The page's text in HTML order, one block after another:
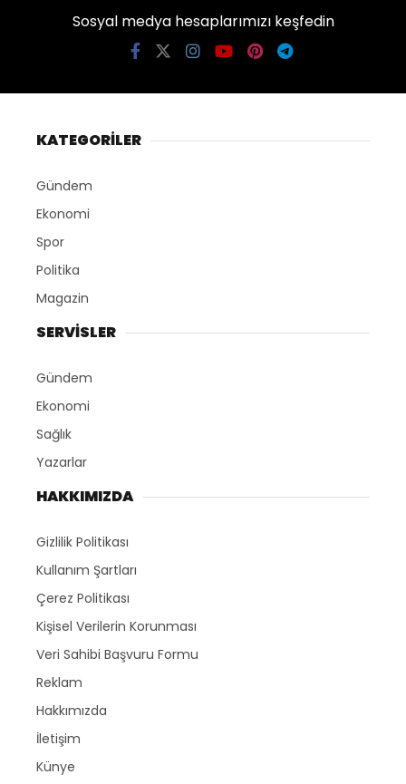
Sosyal medya hesaplarımızı keşfedin
KATEGORİLER
Gündem
Ekonomi
Spor
Politika
Magazin
SERVİSLER
Gündem
Ekonomi
Sağlık
Yazarlar
HAKKIMIZDA
Gizlilik Politikası
Kullanım Şartları
Çerez Politikası
Kişisel Verilerin Korunması
Veri Sahibi Başvuru Formu
Reklam
Hakkımızda
İletişim
Künye